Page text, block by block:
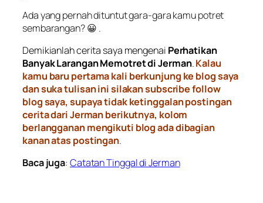
Ada yang pernah dituntut gara-gara kamu potret
sembarangan? 😀 .
Demikianlah cerita saya mengenai Perhatikan
Banyak Larangan Memotret di Jerman.Kalau
kamu baru pertama kali berkunjung ke blog saya
dan suka tulisan ini silakan subscribe follow
blog saya, supaya tidak ketinggalan postingan
cerita dari Jerman berikutnya, kolom
berlangganan mengikuti blog ada dibagian
kanan atas postingan.
Baca juga: Catatan Tinggal di Jerman